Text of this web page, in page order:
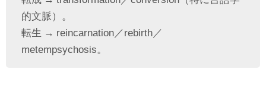
的文脈）。
転生 → reincarnation／rebirth／
metempsychosis。